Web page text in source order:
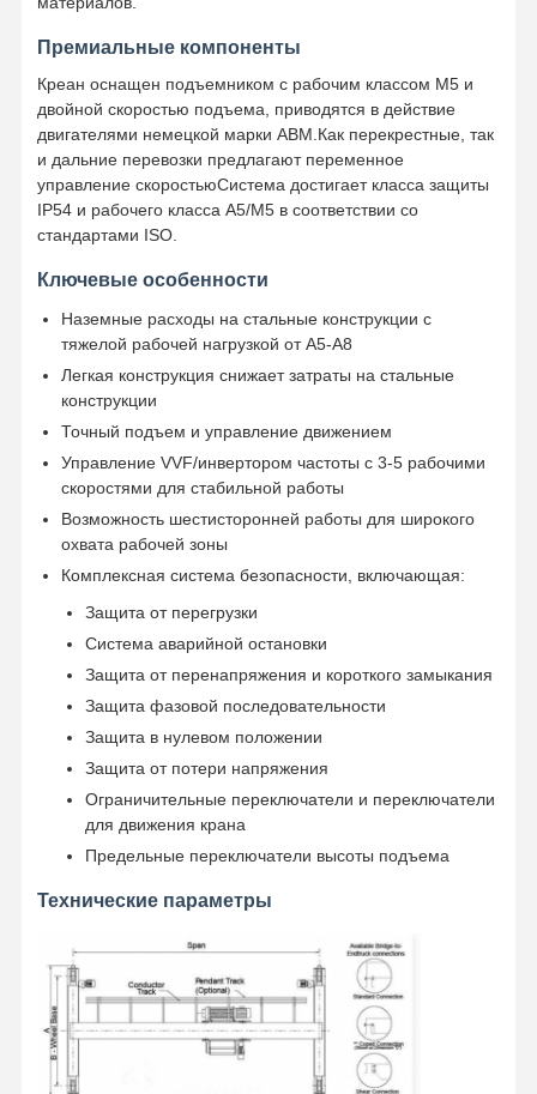
Премиальные компоненты
Креан оснащен подъемником с рабочим классом M5 и
двойной скоростью подъема, приводятся в действие
двигателями немецкой марки ABM.Как перекрестные, так
и дальние перевозки предлагают переменное
управление скоростьюСистема достигает класса защиты
IP54 и рабочего класса A5/M5 в соответствии со
стандартами ISO.
Ключевые особенности
Наземные расходы на стальные конструкции с
тяжелой рабочей нагрузкой от A5-A8
Легкая конструкция снижает затраты на стальные
конструкции
Точный подъем и управление движением
Управление VVF/инвертором частоты с 3-5 рабочими
скоростями для стабильной работы
Возможность шестисторонней работы для широкого
охвата рабочей зоны
Комплексная система безопасности, включающая:
Защита от перегрузки
Система аварийной остановки
Защита от перенапряжения и короткого замыкания
Защита фазовой последовательности
Защита в нулевом положении
Защита от потери напряжения
Ограничительные переключатели и переключатели
для движения крана
Предельные переключатели высоты подъема
Технические параметры